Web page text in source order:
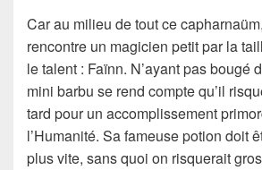
Car au milieu de tout ce
rencontre un magicien petit par la
le talent : Faïnn. N’ayant pas bougé
mini barbu se rend compte qu’il
tard pour un accomplissement
l’Humanité. Sa fameuse potion doit
plus vite, sans quoi on risquerait